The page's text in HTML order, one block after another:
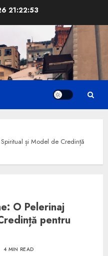
21:22:54
și Model de Credință
O Pelerinaj
pentru
4 MIN READ